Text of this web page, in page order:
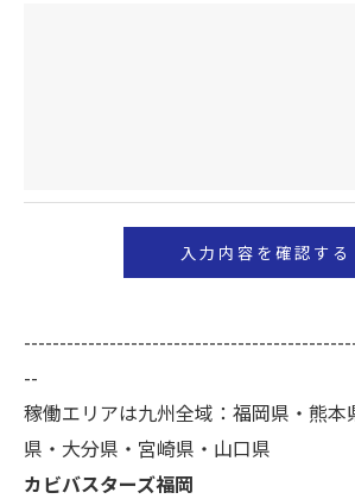
当社では、お客様の個人情報の開示
個人情報の開示･訂正･削除・利用
きにつきましては、お電話でお問合
--
稼働エリアは九州全域：福岡県・熊本
県・大分県・宮崎県・山口県
カビバスターズ福岡